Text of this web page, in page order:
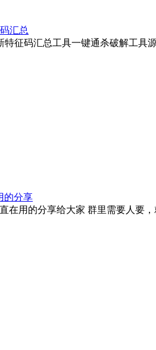
汇总
征码汇总工具一键通杀破解工具
的分享
在用的分享给大家 群里需要人要